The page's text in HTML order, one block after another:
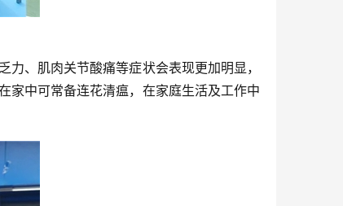
、肌肉关节酸痛等症状会表现更加明显，
家中可常备连花清瘟，在家庭生活及工作中